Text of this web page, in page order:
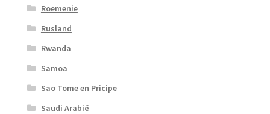
Roemenie
Rusland
Rwanda
Samoa
Sao Tome en Pricipe
Saudi Arabië